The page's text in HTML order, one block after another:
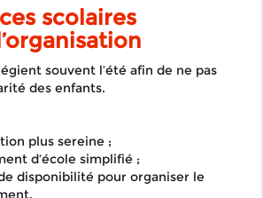
scolaires
souvent l’été afin de ne pas
des enfants.
plus sereine ;
d’école simplifié ;
disponibilité pour organiser le